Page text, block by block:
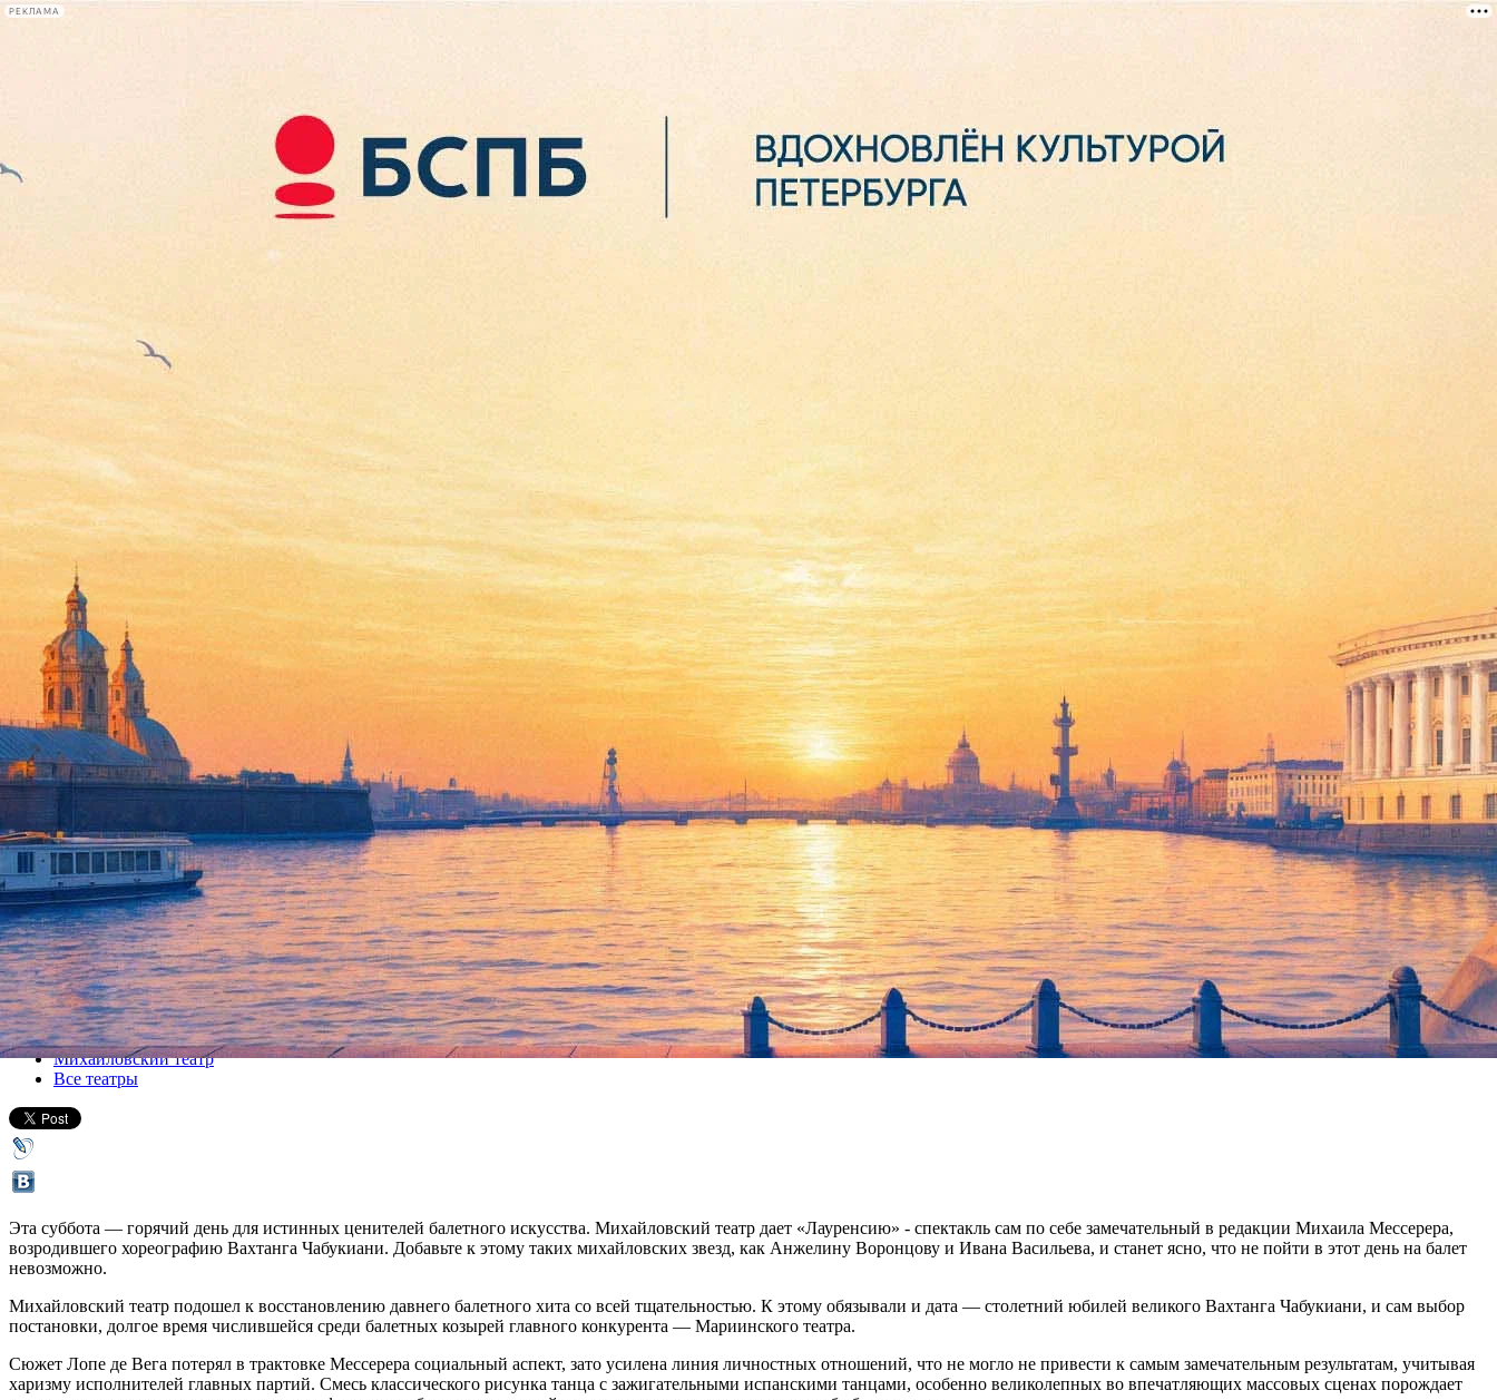
РЕКЛАМА
лекции
книги
Звездная «Лауренсия» в Михайловском театре
16 ноября 2013, суббота,19.00
Версия для печати
Все спектакли
Михайловский театр
Все театры
Эта суббота — горячий день для истинных ценителей балетного искусства. Михайловский театр дает «Лауренсию» - спектакль сам по себе замечательный в редакции Михаила Мессерера,
возродившего хореографию Вахтанга Чабукиани. Добавьте к этому таких михайловских звезд, как Анжелину Воронцову и Ивана Васильева, и станет ясно, что не пойти в этот день на балет
невозможно.
Михайловский театр подошел к восстановлению давнего балетного хита со всей тщательностью. К этому обязывали и дата — столетний юбилей великого Вахтанга Чабукиани, и сам выбор
постановки, долгое время числившейся среди балетных козырей главного конкурента — Мариинского театра.
Сюжет Лопе де Вега потерял в трактовке Мессерера социальный аспект, зато усилена линия личностных отношений, что не могло не привести к самым замечательным результатам, учитывая
харизму исполнителей главных партий. Смесь классического рисунка танца с зажигательными испанскими танцами, особенно великолепных во впечатляющих массовых сценах порождает